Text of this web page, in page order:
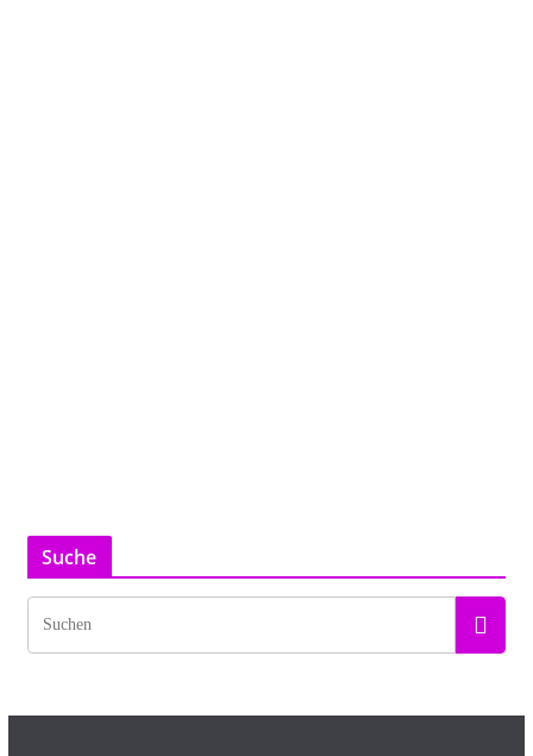
Suche